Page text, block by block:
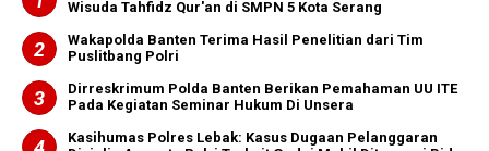
Wisuda Tahfidz Qur'an di SMPN 5 Kota Serang
Wakapolda Banten Terima Hasil Penelitian dari Tim
Puslitbang Polri
Dirreskrimum Polda Banten Berikan Pemahaman UU ITE
Pada Kegiatan Seminar Hukum Di Unsera
Kasihumas Polres Lebak: Kasus Dugaan Pelanggaran